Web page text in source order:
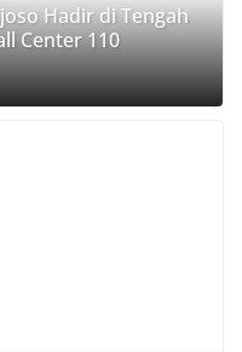
Hadir di Tengah
Center 110